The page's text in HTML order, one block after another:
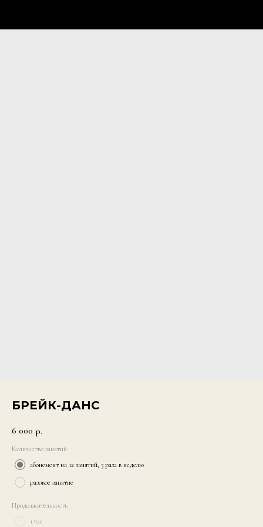
БРЕЙК-ДАНС
6 000 р.
Количество занятий
абонемент на 12 занятий, 3 раза в неделю
разовое занятие
Продолжительность
1 час